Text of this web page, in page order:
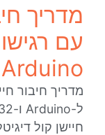
מדריך
עם
Arduino ו-ESP32
מדריך חיבור